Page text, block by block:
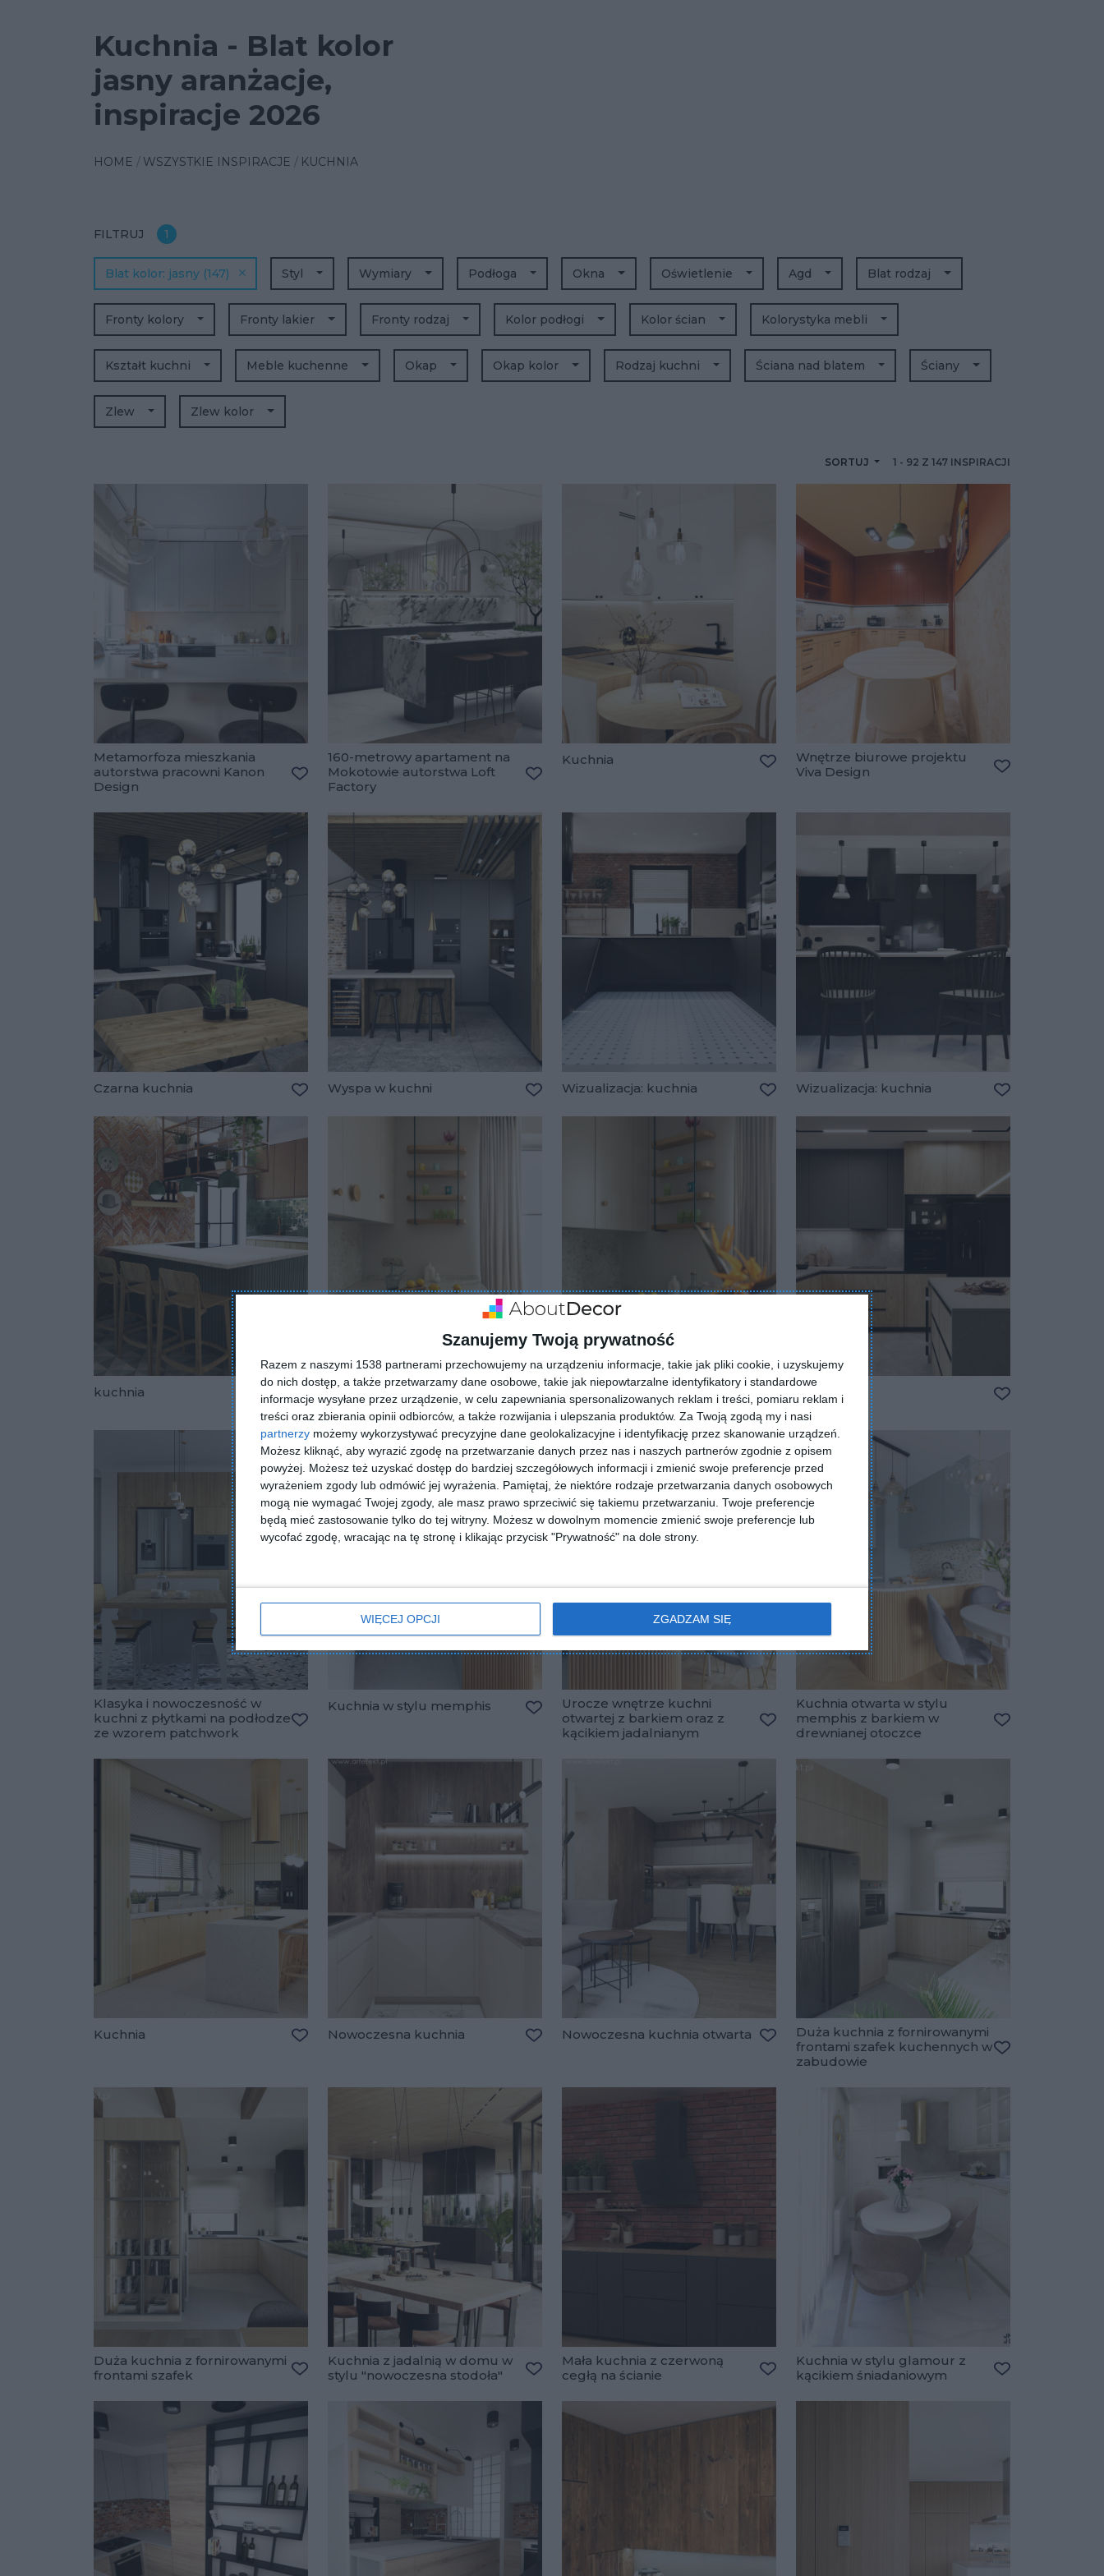
Szanujemy Twoją prywatność
Razem z naszymi 1538 partnerami przechowujemy na urządzeniu informacje, takie jak pliki cookie, i uzyskujemy
do nich dostęp, a także przetwarzamy dane osobowe, takie jak niepowtarzalne identyfikatory i standardowe
informacje wysyłane przez urządzenie, w celu zapewniania spersonalizowanych reklam i treści, pomiaru reklam i
treści oraz zbierania opinii odbiorców, a także rozwijania i ulepszania produktów. Za Twoją zgodą my i nasi
partnerzy możemy wykorzystywać precyzyjne dane geolokalizacyjne i identyfikację przez skanowanie urządzeń.
Możesz kliknąć, aby wyrazić zgodę na przetwarzanie danych przez nas i naszych partnerów zgodnie z opisem
powyżej. Możesz też uzyskać dostęp do bardziej szczegółowych informacji i zmienić swoje preferencje przed
wyrażeniem zgody lub odmówić jej wyrażenia.
Pamiętaj, że niektóre rodzaje przetwarzania danych osobowych
mogą nie wymagać Twojej zgody, ale masz prawo sprzeciwić się takiemu przetwarzaniu. Twoje preferencje
będą mieć zastosowanie tylko do tej witryny. Możesz w dowolnym momencie zmienić swoje preferencje lub
wycofać zgodę, wracając na tę stronę i klikając przycisk "Prywatność" na dole strony.
WIĘCEJ OPCJI ZGADZAM SIĘ
Kuchnia - Blat kolor
jasny aranżacje,
inspiracje 2026
HOME WSZYSTKIE INSPIRACJE KUCHNIA
FILTRUJ 1
SORTUJ 1 - 92 Z 147 INSPIRACJI
Styl Wymiary Podłoga Okna Oświetlenie Agd
jasny (147)
Blat kolor Blat rodzaj
Fronty kolory Fronty lakier Fronty rodzaj Kolor podłogi Kolor ścian Kolorystyka mebli
Kształt kuchni Meble kuchenne Okap Okap kolor Rodzaj kuchni Ściana nad blatem Ściany
Zlew Zlew kolor
Metamorfoza mieszkania
autorstwa pracowni Kanon
Design
Dodaj do ulubionych
160-metrowy apartament na
Mokotowie autorstwa Loft
Factory
Kuchnia
Dodaj do ulubionych
Wnętrze biurowe projektu
Viva Design
Czarna kuchnia Wyspa w kuchni Wizualizacja: kuchnia Wizualizacja: kuchnia
kuchnia
Dodaj do ulubionych
Koktajl w dobrym smaku -
realizacja Finch Studio
Dodaj do ulubionych
Koktajl w dobrym smaku -
realizacja Finch Studio
Dodaj do ulubionych
Kuchnia
Klasyka i nowoczesność w
kuchni z płytkami na podłodze
ze wzorem patchwork
Kuchnia w stylu memphis
Dodaj do ulubionych
Urocze wnętrze kuchni
otwartej z barkiem oraz z
kącikiem jadalnianym
Dodaj do ulubionych
Kuchnia otwarta w stylu
memphis z barkiem w
drewnianej otoczce
Kuchnia Nowoczesna kuchnia Nowoczesna kuchnia otwarta
Dodaj do ulubionych
Duża kuchnia z fornirowanymi
frontami szafek kuchennych w
zabudowie
Duża kuchnia z fornirowanymi
frontami szafek
Dodaj do ulubionych
Kuchnia z jadalnią w domu w
stylu "nowoczesna stodoła"
Dodaj do ulubionych
Mała kuchnia z czerwoną
cegłą na ścianie
Dodaj do ulubionych
Kuchnia w stylu glamour z
kącikiem śniadaniowym